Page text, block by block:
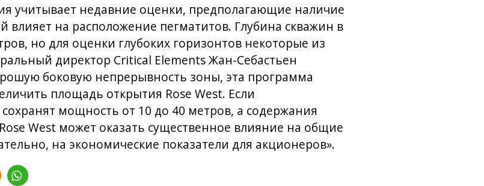
учитывает недавние оценки, предполагающие наличие
влияет на расположение пегматитов. Глубина скважин в
но для оценки глубоких горизонтов некоторые из
директор Critical Elements Жан-Себастьен
боковую непрерывность зоны, эта программа
площадь открытия Rose West. Если
мощность от 10 до 40 метров, а содержания
West может оказать существенное влияние на общие
на экономические показатели для акционеров».